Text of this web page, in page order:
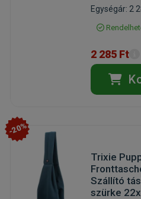
Egységár: 2
2 285 Ft
-20%
Trixie
Szállító
szürke